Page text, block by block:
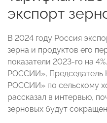
экспорт
В 2024 году Россия
зерна и продуктов его
показатели 2023-го на
РОССИИ»,
РОССИИ» по сельскому
рассказал в интервью,
зерновых будут